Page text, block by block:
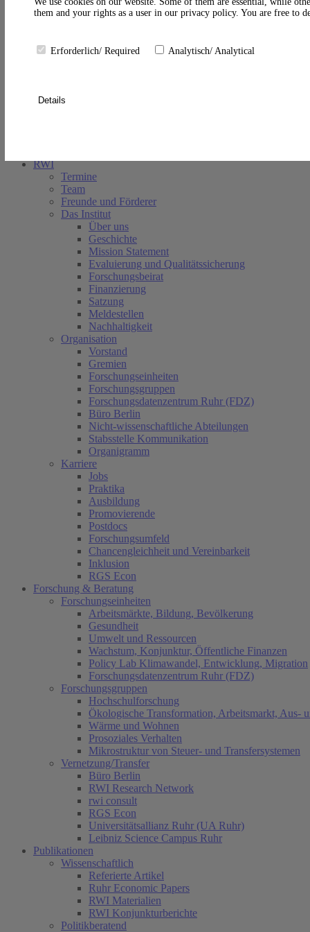
Suche schließen
RWI
Termine
Team
Freunde und Förderer
Das Institut
Über uns
Geschichte
Mission Statement
Evaluierung und Qualitätssicherung
Forschungsbeirat
Finanzierung
Satzung
Meldestellen
Nachhaltigkeit
Organisation
Vorstand
Gremien
Forschungseinheiten
Forschungsgruppen
Forschungsdatenzentrum Ruhr (FDZ)
Büro Berlin
Nicht-wissenschaftliche Abteilungen
Stabsstelle Kommunikation
Organigramm
Karriere
Jobs
Praktika
Ausbildung
Promovierende
Postdocs
Forschungsumfeld
Chancengleichheit und Vereinbarkeit
Inklusion
RGS Econ
Forschung & Beratung
Forschungseinheiten
Arbeitsmärkte, Bildung, Bevölkerung
Gesundheit
Umwelt und Ressourcen
Wachstum, Konjunktur, Öffentliche Finanzen
Policy Lab Klimawandel, Entwicklung, Migration
Forschungsdatenzentrum Ruhr (FDZ)
Forschungsgruppen
Hochschulforschung
Ökologische Transformation, Arbeitsmarkt, Aus-
Wärme und Wohnen
Prosoziales Verhalten
Mikrostruktur von Steuer- und Transfersystemen
Vernetzung/Transfer
Büro Berlin
RWI Research Network
rwi consult
RGS Econ
Universitätsallianz Ruhr (UA Ruhr)
Leibniz Science Campus Ruhr
Publikationen
Wissenschaftlich
Referierte Artikel
Ruhr Economic Papers
RWI Materialien
RWI Konjunkturberichte
Politikberatend
them and your rights as a user in our privacy policy. You are free to
Erforderlich/ Required Analytisch/ Analytical
Details